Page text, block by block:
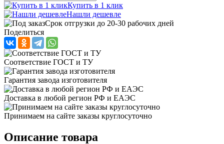
Купить в 1 клик
Нашли дешевле
Срок отгрузки до 20-30 рабочих дней
Поделиться
Соответствие ГОСТ и ТУ
Гарантия завода изготовителя
Доставка в любой регион РФ и ЕАЭС
Принимаем на сайте заказы круглосуточно
Описание товара